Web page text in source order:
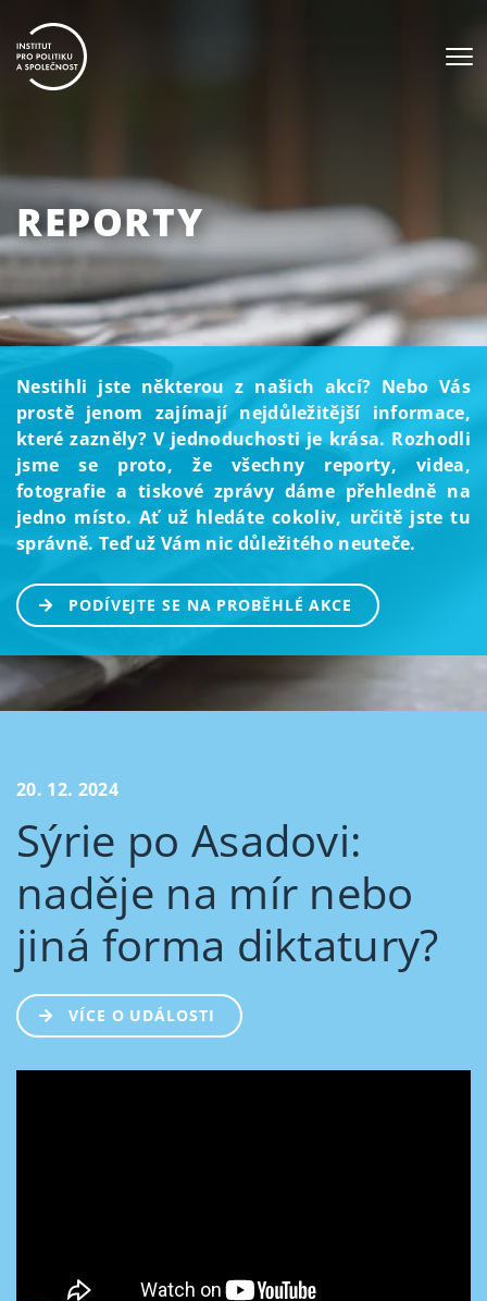
REPORTY
Nestihli jste některou z našich akcí? Nebo Vás
prostě jenom zajímají nejdůležitější informace,
které zazněly? V jednoduchosti je krása. Rozhodli
jsme se proto, že všechny reporty, videa,
fotografie a tiskové zprávy dáme přehledně na
jedno místo. Ať už hledáte cokoliv, určitě jste tu
správně. Teď už Vám nic důležitého neuteče.
PODÍVEJTE SE NA PROBĚHLÉ AKCE
20. 12. 2024
Sýrie po Asadovi:
naděje na mír nebo
jiná forma diktatury?
VÍCE O UDÁLOSTI